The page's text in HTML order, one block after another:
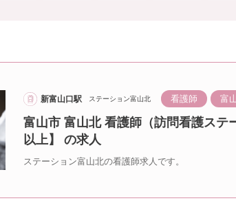
新富山口駅 ステーション富山北 看護師 富
富山市 富山北 看護師（訪問看護ステ
以上】 の求人
ステーション富山北の看護師求人です。